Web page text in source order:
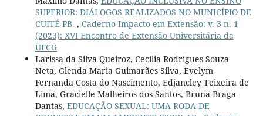
SUPERIOR: DIÁLOGOS REALIZADOS NO MUNICÍPIO DE
CUITÉ-PB. , Caderno Impacto em Extensão: v. 3 n. 1
(2023): XVI Encontro de Extensão Universitária da
UFCG
Larissa da Silva Queiroz, Cecília Rodrigues Souza
Neta, Glenda Maria Guimarães Silva, Evelym
Fernanda Costa do Nascimento, Edjancley Teixeira de
Lima, Gracielle Malheiros dos Santos, Bruna Braga
Dantas, EDUCAÇÃO SEXUAL: UMA RODA DE